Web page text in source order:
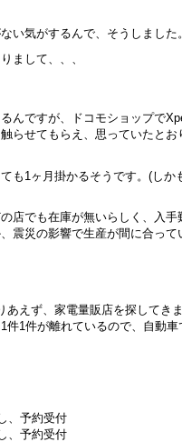
い気がするんで、そうしました
まして、、、
んですが、ドコモショップで
らせてもらえ、思っていたと
も1ヶ月掛かるそうです。(しか
店でも在庫が無いらしく、入
震災の影響で生産が間に合っ
あえず、家電量販店を探してき
件1件が離れているので、自動
、予約受付
、予約受付